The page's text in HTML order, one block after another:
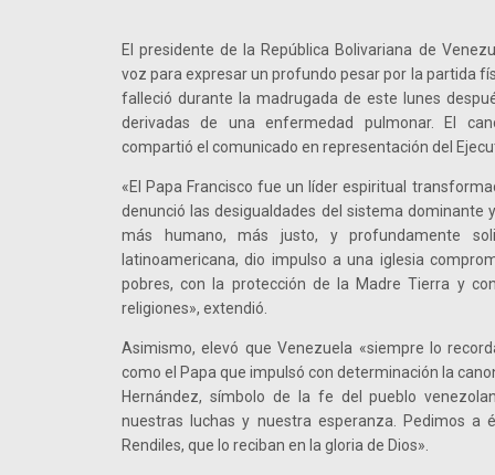
El presidente de la República Bolivariana de
voz para expresar un profundo pesar por la partida
falleció durante la madrugada de este lunes
derivadas de una enfermedad pulmonar. El
compartió el comunicado en representación del
«El Papa Francisco fue un líder espiritual
denunció las desigualdades del sistema dominante
más humano, más justo, y profundamente
latinoamericana, dio impulso a una iglesia
pobres, con la protección de la Madre Tierra y
religiones», extendió.
Asimismo, elevó que Venezuela «siempre lo
como el Papa que impulsó con determinación la
Hernández, símbolo de la fe del pueblo
nuestras luchas y nuestra esperanza. Pedimos a
Rendiles, que lo reciban en la gloria de Dios».